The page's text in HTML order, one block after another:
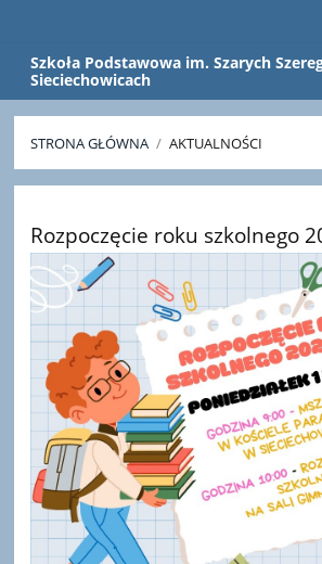
Szkoła Podstawowa im. Szarych
Sieciechowicach
STRONA GŁÓWNA / AKTUALNOŚCI
Rozpoczęcie roku szkolnego